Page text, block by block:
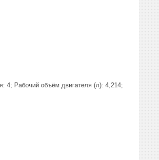
4; Рабочий объём двигателя (л): 4,214;